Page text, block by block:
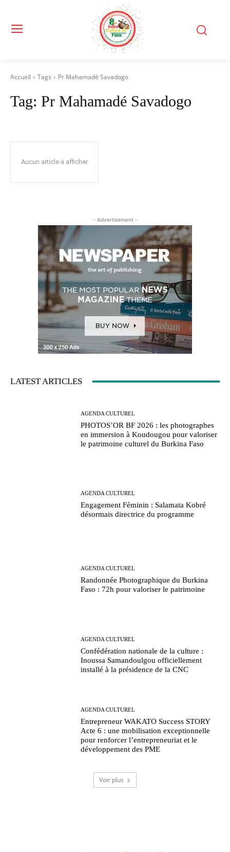
Accueil Tags Pr Mahamadé Savadogo
Tag: Pr Mahamadé Savadogo
Aucun article à afficher
- Advertisement -
LATEST ARTICLES
AGENDA CULTUREL
PHOTOS’OR BF 2026 : les photographes
en immersion à Koudougou pour valoriser
le patrimoine culturel du Burkina Faso
AGENDA CULTUREL
Engagement Féminin : Salamata Kobré
désormais directrice du programme
AGENDA CULTUREL
Randonnée Photographique du Burkina
Faso : 72h pour valoriser le patrimoine
AGENDA CULTUREL
Confédération nationale de la culture :
Inoussa Samandoulgou officiellement
installé à la présidence de la CNC
AGENDA CULTUREL
Entrepreneur WAKATO Success STORY
Acte 6 : une mobilisation exceptionnelle
pour renforcer l’entrepreneuriat et le
développement des PME
Voir plus